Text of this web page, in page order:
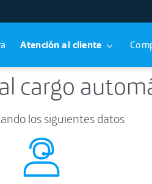
Atención al cliente
cargo
los siguientes datos